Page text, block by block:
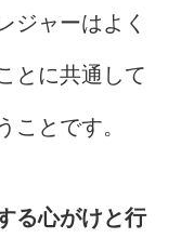
ジャーはよく
とに共通して
ことです。
る心がけと行